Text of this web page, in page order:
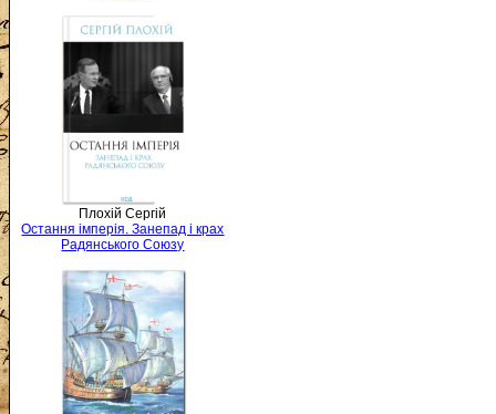
Плохій Сергій
Остання імперія. Занепад і крах
Радянського Союзу